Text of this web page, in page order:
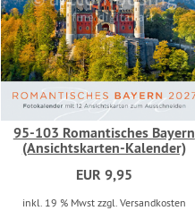
95-103 Romantisches Bayern
(Ansichtskarten-Kalender)
EUR 9,95
inkl. 19 % Mwst zzgl. Versandkosten